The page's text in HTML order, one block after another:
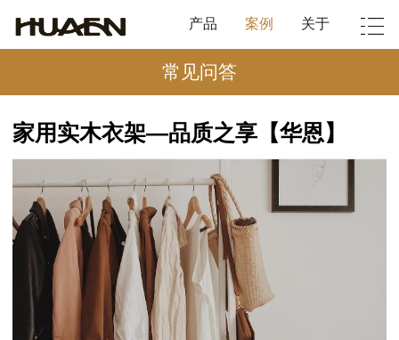
产品 案例 关于
常见问答
家用实木衣架—品质之享【华恩】